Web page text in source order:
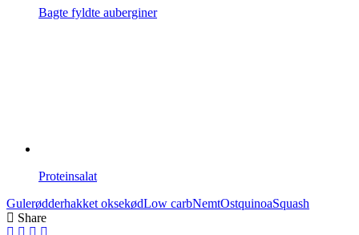
Bagte fyldte auberginer
Proteinsalat
Gulerødderhakket oksekødLow carbNemtOstquinoaSquash
Share